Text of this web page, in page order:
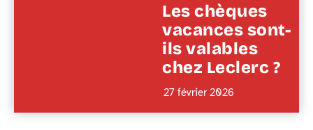
Les chèques
vacances sont-
ils valables
chez Leclerc ?
27 février 2026